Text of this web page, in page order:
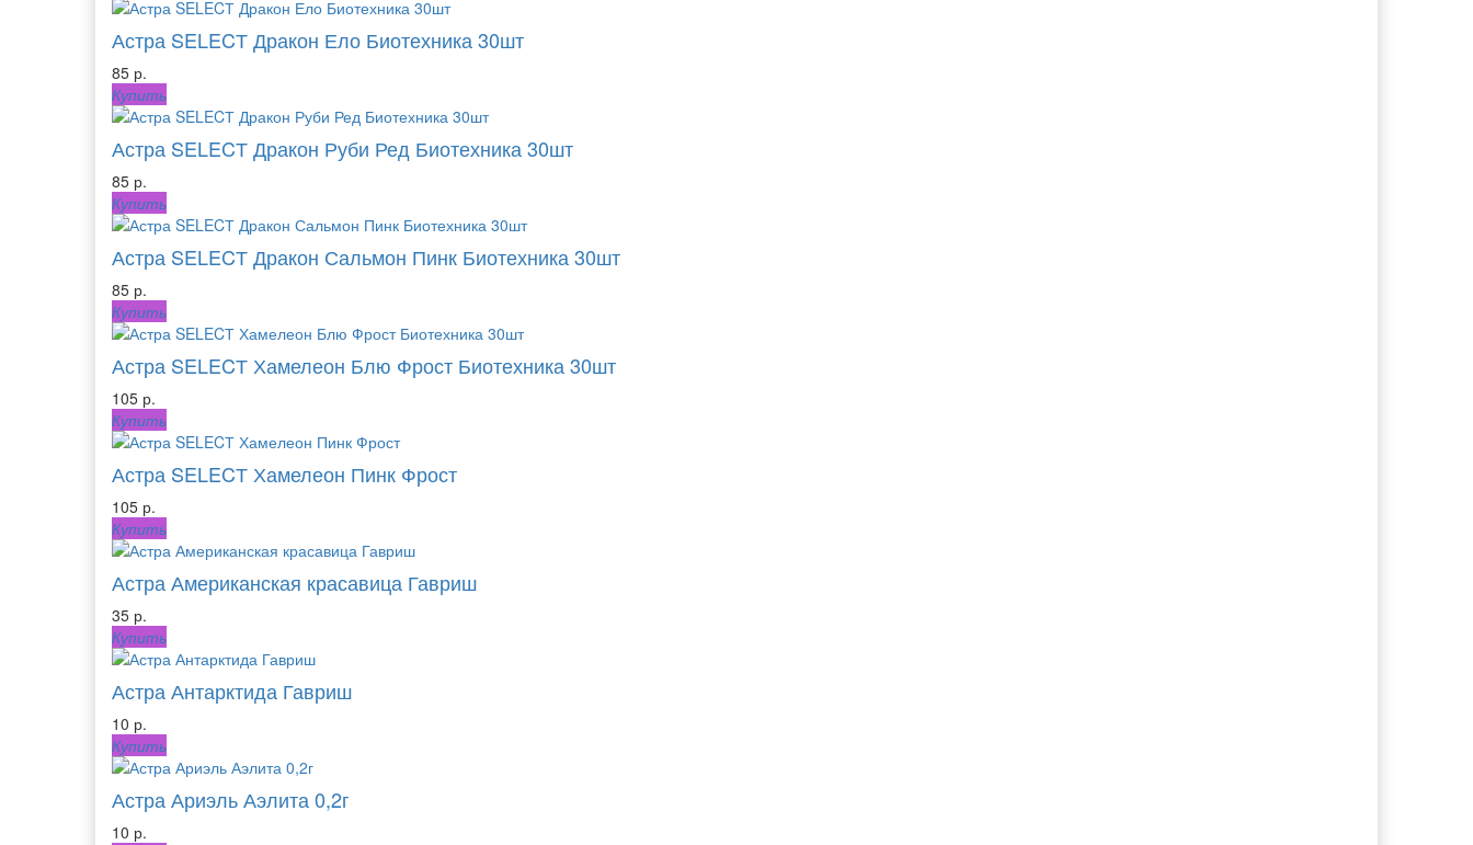
Астра SELECТ Дракон Ело Биотехника 30шт
85 р.
Купить
Астра SELECТ Дракон Руби Ред Биотехника 30шт
85 р.
Купить
Астра SELECТ Дракон Сальмон Пинк Биотехника 30шт
85 р.
Купить
Астра SELECТ Хамелеон Блю Фрост Биотехника 30шт
105 р.
Купить
Астра SELECТ Хамелеон Пинк Фрост
105 р.
Купить
Астра Американская красавица Гавриш
35 р.
Купить
Астра Антарктида Гавриш
10 р.
Купить
Астра Ариэль Аэлита 0,2г
10 р.